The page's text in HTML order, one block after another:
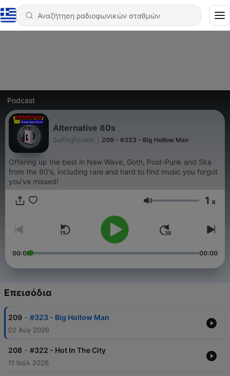
Podcast
Alternative 80s
SurfingTrucker 209 - #323 - Big Hollow Man
Offering up the best in New Wave, Goth, Post-Punk and Ska
from the 80's, including rare and hard to find music you forgot
you've missed!
Ένταση 1 x
00:00 00:00
Επεισόδια
209 - #323 - Big Hollow Man
02 Αύγ 2026
208 - #322 - Hot In The City
11 Ιούλ 2026